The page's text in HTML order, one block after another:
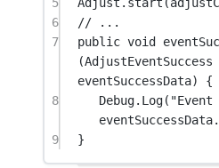
6
// ...
7
public void
(AdjustEventSuccess
eventSuccessData) {
8
Debug. Log(
9
}